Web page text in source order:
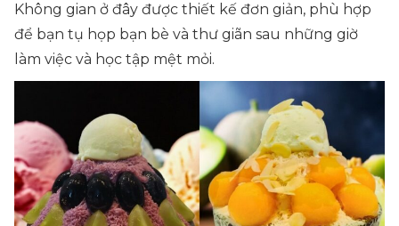
Không gian ở đây được thiết kế đơn giản, phù hợp
để bạn tụ họp bạn bè và thư giãn sau những giờ
làm việc và học tập mệt mỏi.